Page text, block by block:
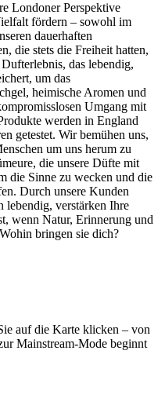
Londoner Perspektive
fördern – sowohl im
dauerhaften
die stets die Freiheit hatten,
das lebendig,
um das
heimische Aromen und
Umgang mit
werden in England
getestet. Wir bemühen uns,
um uns herum zu
die unsere Düfte mit
die Sinne zu wecken und die
Durch unsere Kunden
lebendig, verstärken Ihre
wenn Natur, Erinnerung und
bringen sie dich?
auf die Karte klicken – von
Mainstream-Mode beginnt